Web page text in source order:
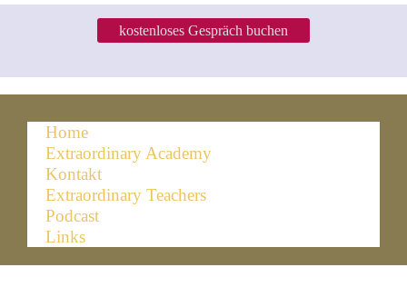
kostenloses Gespräch buchen
Home
Extraordinary Academy
Kontakt
Extraordinary Teachers
Podcast
Links